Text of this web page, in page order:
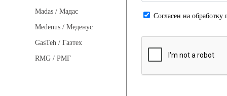
Madas / Мадас
Medenus / Меденус
GasTeh / Газтех
RMG / РМГ
Cогласен на